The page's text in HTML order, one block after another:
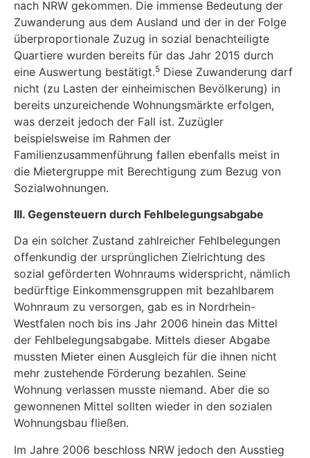
nach NRW gekommen. Die immense Bedeutung der
Zuwanderung aus dem Ausland und der in der Folge
überproportionale Zuzug in sozial benachteiligte
Quartiere wurden bereits für das Jahr 2015 durch
eine Auswertung bestätigt.5 Diese Zuwanderung darf
nicht (zu Lasten der einheimischen Bevölkerung) in
bereits unzureichende Wohnungsmärkte erfolgen,
was derzeit jedoch der Fall ist. Zuzügler
beispielsweise im Rahmen der
Familienzusammenführung fallen ebenfalls meist in
die Mietergruppe mit Berechtigung zum Bezug von
Sozialwohnungen.
III. Gegensteuern durch Fehlbelegungsabgabe
Da ein solcher Zustand zahlreicher Fehlbelegungen
offenkundig der ursprünglichen Zielrichtung des
sozial geförderten Wohnraums widerspricht, nämlich
bedürftige Einkommensgruppen mit bezahlbarem
Wohnraum zu versorgen, gab es in Nordrhein-
Westfalen noch bis ins Jahr 2006 hinein das Mittel
der Fehlbelegungsabgabe. Mittels dieser Abgabe
mussten Mieter einen Ausgleich für die ihnen nicht
mehr zustehende Förderung bezahlen. Seine
Wohnung verlassen musste niemand. Aber die so
gewonnenen Mittel sollten wieder in den sozialen
Wohnungsbau fließen.
Im Jahre 2006 beschloss NRW jedoch den Ausstieg